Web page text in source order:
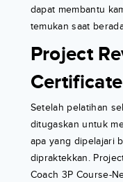
dapat membantu
temukan saat
Project
Certificate
Setelah pelatihan
ditugaskan untuk
apa yang dipelajari
dipraktekkan.
Coach 3P Course-